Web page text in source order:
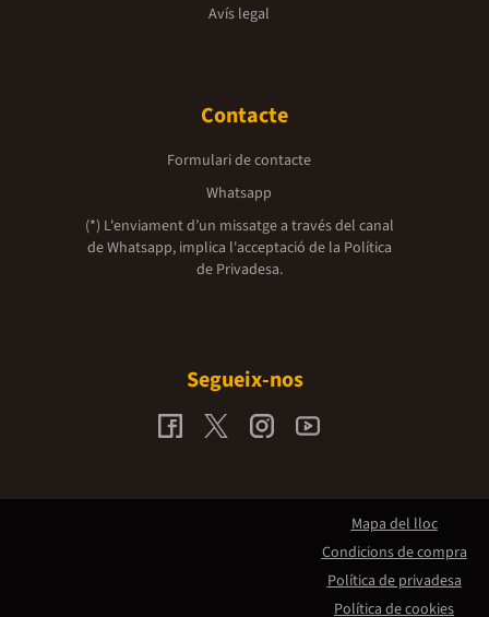
Avís legal
Contacte
Formulari de contacte
Whatsapp
(*) L'enviament d’un missatge a través del canal
de Whatsapp, implica l'acceptació de la Política
de Privadesa.
Segueix-nos
Mapa del lloc
Condicions de compra
Política de privadesa
Política de cookies